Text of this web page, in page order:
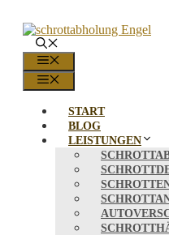
Inhalt
springen
START
BLOG
LEISTUNGEN